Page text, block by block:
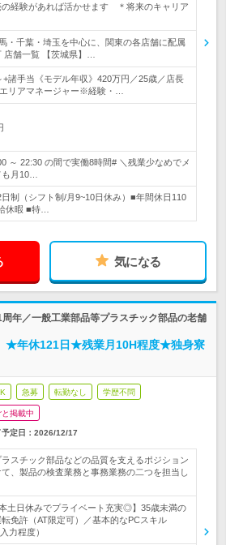
の経験があれば活かせます ＊将来のキャリア
・千葉・埼玉を中心に、関東の各店舗に配属
舗一覧 【茨城県】…
諸手当《モデル年収》420万円／25歳／店長
リアマネージャー※経験・…
～ 22:30 の間で実働8時間# ＼残業少なめでメ
月10…
制（シフト制/月9~10日休み）■年間休日110
休暇 ■特…
気になる
年／一般工業部品等プラスチック部品の老舗
★年休121日★残業月10H程度★独身寮
急募 転勤なし 学歴不問
掲載中
定日： 2026/12/17
スチック部品などの品質を支えるポジション
、製品の検査業務と事務業務の二つを担当し
本土日休みでプライベート充実◎】35歳未満の
免許（AT限定可）／基本的なPCスキル
力程度）